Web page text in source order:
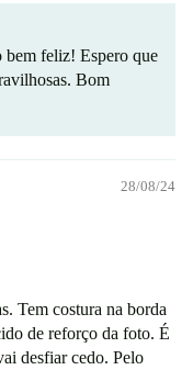
bem feliz! Espero que
Bom
28/08/24
Tem costura na borda
de reforço da foto. É
desfiar cedo. Pelo